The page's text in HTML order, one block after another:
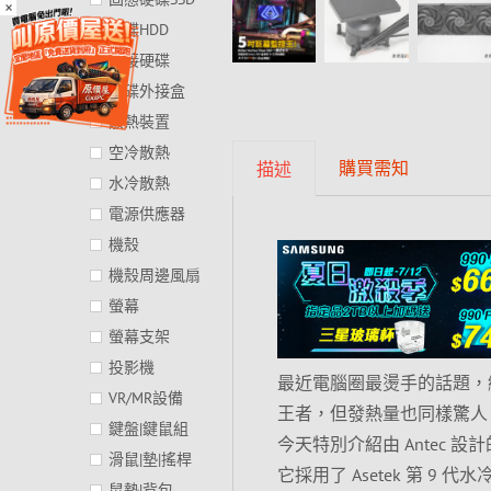
×
描述 購買需知
最近電腦圈最燙手的話題
王者，但發熱量也同樣驚
今天特別介紹由 Antec 設
它採用了 Asetek 第 9 代水
硬碟HDD
外接硬碟
硬碟外接盒
散熱裝置
空冷散熱
水冷散熱
電源供應器
機殼
機殼周邊風扇
螢幕
螢幕支架
投影機
VR/MR設備
鍵盤|鍵鼠組
滑鼠|墊|搖桿